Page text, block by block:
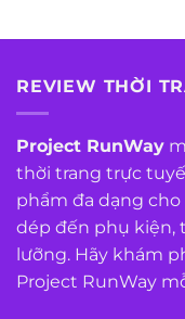
REVIEW THỜI
Project RunWay
thời trang trực
phẩm đa dạng cho
dép đến phụ kiện,
lưỡng. Hãy khám
Project RunWay